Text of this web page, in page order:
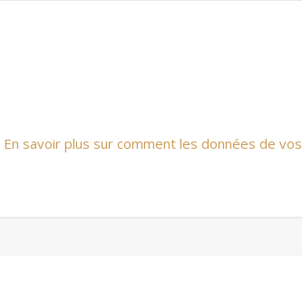
En savoir plus sur comment les données de vos